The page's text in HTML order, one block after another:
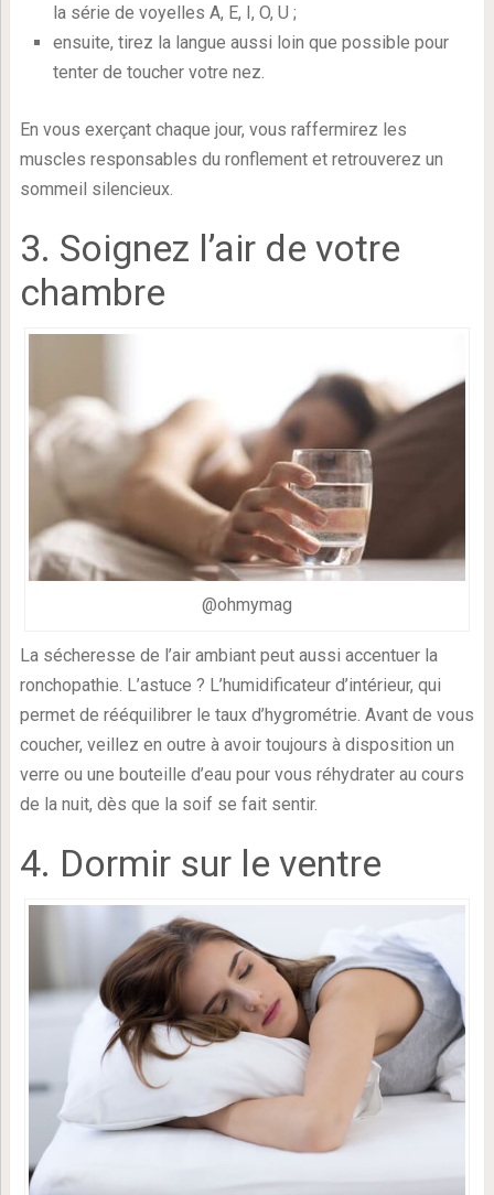
la série de voyelles A, E, I, O, U ;
ensuite, tirez la langue aussi loin que possible pour
tenter de toucher votre nez.
En vous exerçant chaque jour, vous raffermirez les
muscles responsables du ronflement et retrouverez un
sommeil silencieux.
3. Soignez l’air de votre
chambre
@ohmymag
La sécheresse de l’air ambiant peut aussi accentuer la
ronchopathie. L’astuce ? L’humidificateur d’intérieur, qui
permet de rééquilibrer le taux d’hygrométrie. Avant de vous
coucher, veillez en outre à avoir toujours à disposition un
verre ou une bouteille d’eau pour vous réhydrater au cours
de la nuit, dès que la soif se fait sentir.
4. Dormir sur le ventre